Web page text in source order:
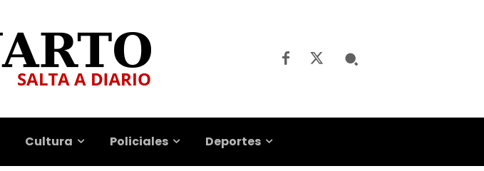
Cultura Policiales Deportes